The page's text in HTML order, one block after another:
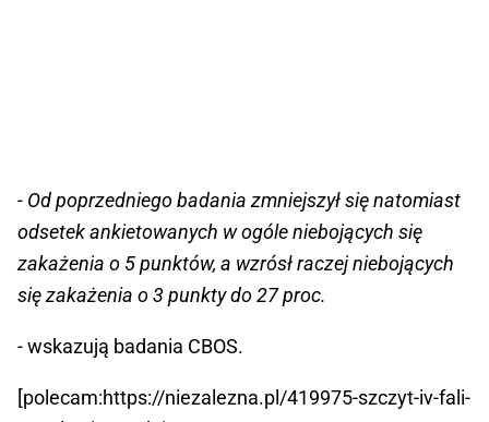
- Od poprzedniego badania zmniejszył się natomiast
odsetek ankietowanych w ogóle niebojących się
zakażenia o 5 punktów, a wzrósł raczej niebojących
się zakażenia o 3 punkty do 27 proc.
- wskazują badania CBOS.
[polecam:https://niezalezna.pl/419975-szczyt-iv-fali-